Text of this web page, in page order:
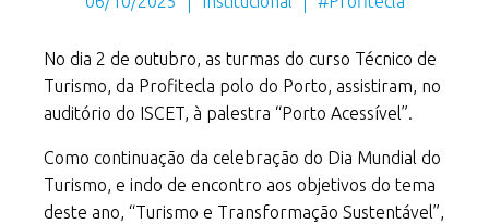
No dia 2 de outubro, as turmas do curso Técnico de
Turismo, da Profitecla polo do Porto, assistiram, no
auditório do ISCET, à palestra “Porto Acessível”.
Como continuação da celebração do Dia Mundial do
Turismo, e indo de encontro aos objetivos do tema
deste ano, “Turismo e Transformação Sustentável”,